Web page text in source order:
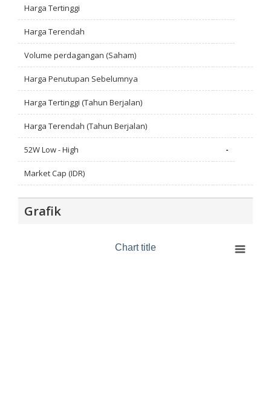
Harga Tertinggi
Harga Terendah
Volume perdagangan (Saham)
Harga Penutupan Sebelumnya
Harga Tertinggi (Tahun Berjalan)
Harga Terendah (Tahun Berjalan)
52W Low - High -
Market Cap (IDR)
Grafik
Chart title